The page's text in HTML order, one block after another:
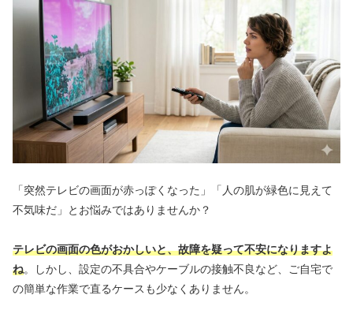
「突然テレビの画面が赤っぽくなった」「人の肌が緑色に見えて
不気味だ」とお悩みではありませんか？
テレビの画面の色がおかしいと、故障を疑って不安になりますよ
ね。しかし、設定の不具合やケーブルの接触不良など、ご自宅で
の簡単な作業で直るケースも少なくありません。